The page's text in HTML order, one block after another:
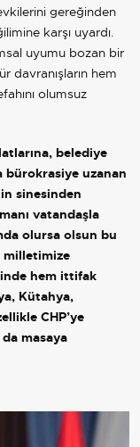
gereğinden
karşı uyardı.
uyumu bozan bir
davranışların hem
olumsuz
belediye
bürokrasiye uzanan
sinesinden
vatandaşla
olursa olsun bu
milletimize
hem ittifak
Kütahya,
CHP’ye
masaya